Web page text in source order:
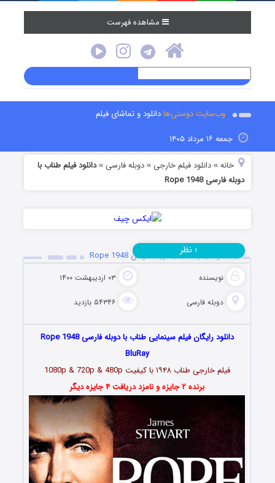
مشاهده فهرست
وب‌سایت دوستی‌هادانلود و تماشای فیلم
جمعه ۱۶ مرداد ۱۴۰۵
خانه »دانلود فیلم خارجی »دوبله فارسی »دانلود فیلم طناب با
دوبله فارسی Rope 1948
دانلود فیلم طناب با دوبله فارسی Rope 1948
نویسنده ۰۳ اردیبهشت ۱۴۰۰
دوبله فارسی ۵۴۳۴۶ بازدید
۱ نظر
دانلود رایگان فیلم سینمایی طناب با دوبله فارسی Rope 1948
BluRay
فیلم خارجی طناب ۱۹۴۸ با کیفیت 1080p & 720p & 480p
برنده ۲ جایزه و نامزد دریافت ۴ جایزه دیگر